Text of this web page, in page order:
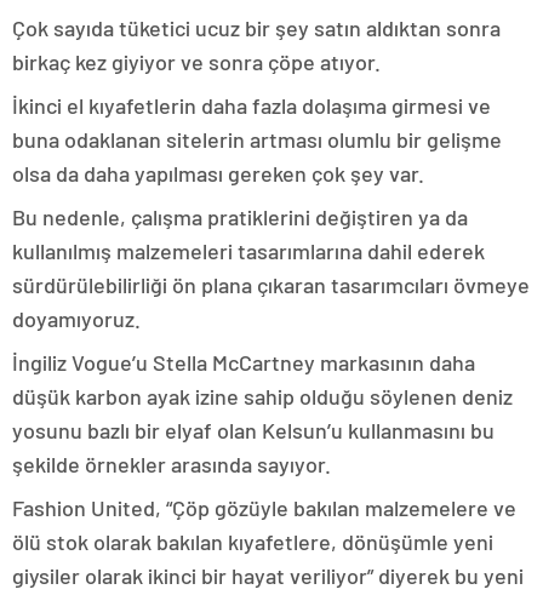
Çok sayıda tüketici ucuz bir şey satın aldıktan sonra
birkaç kez giyiyor ve sonra çöpe atıyor.
İkinci el kıyafetlerin daha fazla dolaşıma girmesi ve
buna odaklanan sitelerin artması olumlu bir gelişme
olsa da daha yapılması gereken çok şey var.
Bu nedenle, çalışma pratiklerini değiştiren ya da
kullanılmış malzemeleri tasarımlarına dahil ederek
sürdürülebilirliği ön plana çıkaran tasarımcıları övmeye
doyamıyoruz.
İngiliz Vogue’u Stella McCartney markasının daha
düşük karbon ayak izine sahip olduğu söylenen deniz
yosunu bazlı bir elyaf olan Kelsun’u kullanmasını bu
şekilde örnekler arasında sayıyor.
Fashion United, “Çöp gözüyle bakılan malzemelere ve
ölü stok olarak bakılan kıyafetlere, dönüşümle yeni
giysiler olarak ikinci bir hayat veriliyor” diyerek bu yeni